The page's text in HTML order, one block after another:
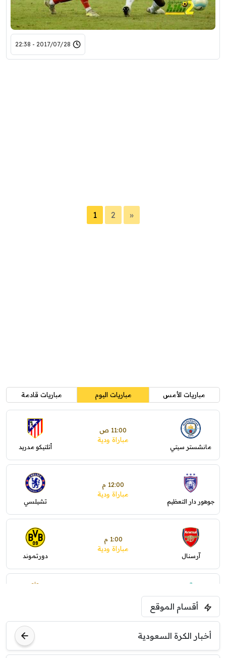
2017/07/28 - 22:38
1 2 »
مباريات الأمس مباريات اليوم مباريات قادمة
مانشستر سيتي
11:00 ص
مباراة ودية
أتلتيكو مدريد
جوهور دار التعظيم
12:00 م
مباراة ودية
تشيلسي
آرسنال
1:00 م
مباراة ودية
دورتموند
ليفربول
أقسام الموقع
أخبار الكرة السعودية